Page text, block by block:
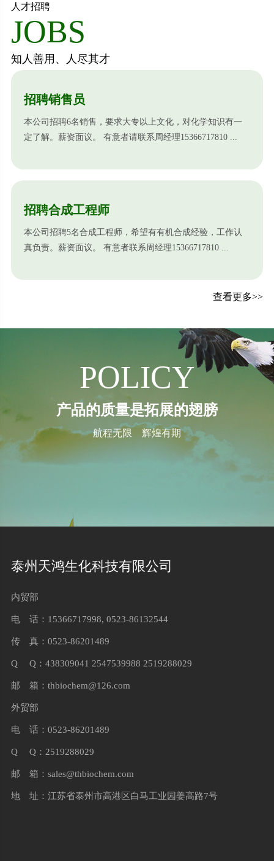
人才招聘
JOBS
知人善用、人尽其才
招聘销售员
本公司招聘6名销售，要求大专以上文化，对化学知识有一
定了解。薪资面议。 有意者请联系周经理15366717810 ...
招聘合成工程师
本公司招聘5名合成工程师，希望有有机合成经验，工作认
真负责。薪资面议。 有意者联系周经理15366717810 ...
查看更多>>
POLICY
产品的质量是拓展的翅膀
航程无限 辉煌有期
泰州天鸿生化科技有限公司
内贸部
电 话：15366717998, 0523-86132544
传 真：0523-86201489
Q Q：438309041 2547539988 2519288029
邮 箱： thbiochem@126.com
外贸部
电 话：0523-86201489
Q Q：2519288029
邮 箱： sales@thbiochem.com
地 址：江苏省泰州市高港区白马工业园姜高路7号